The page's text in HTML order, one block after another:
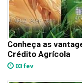
Conheça as
Crédito Agrícola
03 fev